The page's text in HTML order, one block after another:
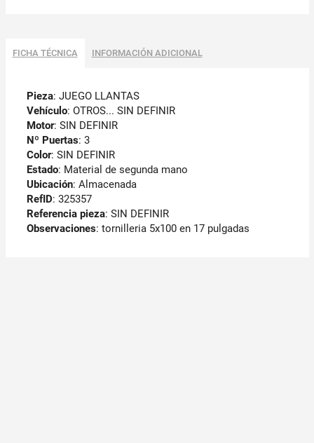
FICHA TÉCNICA INFORMACIÓN ADICIONAL
Pieza: JUEGO LLANTAS
Vehículo: OTROS... SIN DEFINIR
Motor: SIN DEFINIR
Nº Puertas: 3
Color: SIN DEFINIR
Estado: Material de segunda mano
Ubicación: Almacenada
RefID: 325357
Referencia pieza: SIN DEFINIR
Observaciones: tornilleria 5x100 en 17 pulgadas